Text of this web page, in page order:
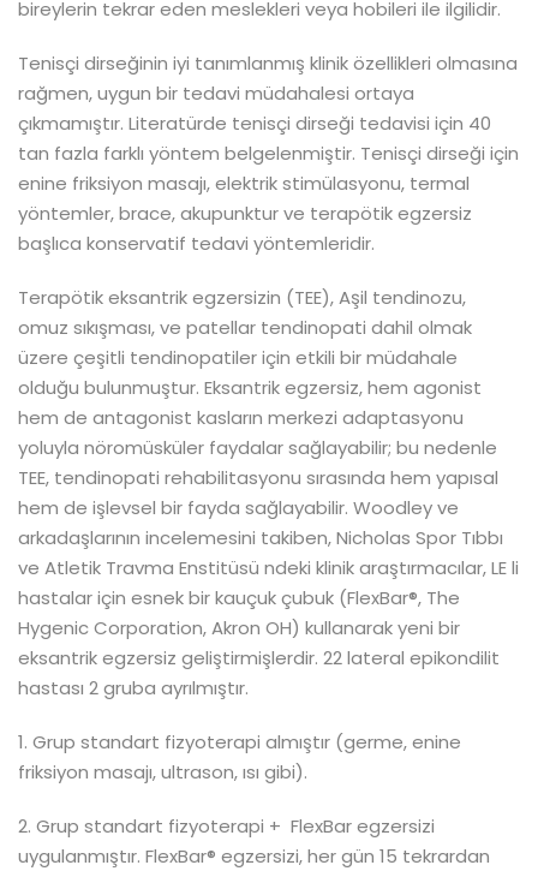
bireylerin tekrar eden meslekleri veya hobileri ile ilgilidir.
Tenisçi dirseğinin iyi tanımlanmış klinik özellikleri olmasına
rağmen, uygun bir tedavi müdahalesi ortaya
çıkmamıştır. Literatürde tenisçi dirseği tedavisi için 40
tan fazla farklı yöntem belgelenmiştir. Tenisçi dirseği için
enine friksiyon masajı, elektrik stimülasyonu, termal
yöntemler, brace, akupunktur ve terapötik egzersiz
başlıca konservatif tedavi yöntemleridir.
Terapötik eksantrik egzersizin (TEE), Aşil tendinozu,
omuz sıkışması, ve patellar tendinopati dahil olmak
üzere çeşitli tendinopatiler için etkili bir müdahale
olduğu bulunmuştur. Eksantrik egzersiz, hem agonist
hem de antagonist kasların merkezi adaptasyonu
yoluyla nöromüsküler faydalar sağlayabilir; bu nedenle
TEE, tendinopati rehabilitasyonu sırasında hem yapısal
hem de işlevsel bir fayda sağlayabilir. Woodley ve
arkadaşlarının incelemesini takiben, Nicholas Spor Tıbbı
ve Atletik Travma Enstitüsü ndeki klinik araştırmacılar, LE li
hastalar için esnek bir kauçuk çubuk (FlexBar®, The
Hygenic Corporation, Akron OH) kullanarak yeni bir
eksantrik egzersiz geliştirmişlerdir. 22 lateral epikondilit
hastası 2 gruba ayrılmıştır.
1. Grup standart fizyoterapi almıştır (germe, enine
friksiyon masajı, ultrason, ısı gibi).
2. Grup standart fizyoterapi + FlexBar egzersizi
uygulanmıştır. FlexBar® egzersizi, her gün 15 tekrardan